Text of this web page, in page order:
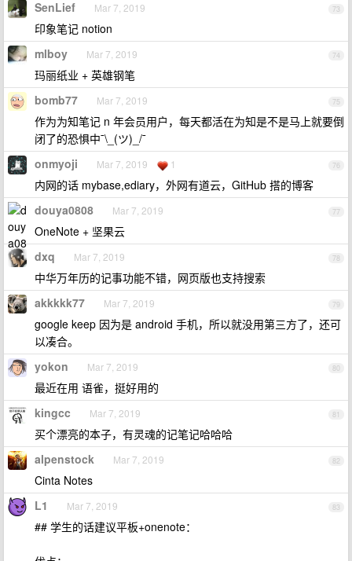
73
SenLief Mar 7, 2019
印象笔记 notion
74
mlboy Mar 7, 2019
玛丽纸业 + 英雄钢笔
75
bomb77 Mar 7, 2019
作为为知笔记 n 年会员用户，每天都活在为知是不是马上就要倒
闭了的恐惧中¯\_(ツ)_/¯
76
onmyoji Mar 7, 2019 1
内网的话 mybase,ediary，外网有道云，GitHub 搭的博客
77
douya0808 Mar 7, 2019
OneNote + 坚果云
78
dxq Mar 7, 2019
中华万年历的记事功能不错，网页版也支持搜索
79
akkkkk77 Mar 7, 2019
google keep 因为是 android 手机，所以就没用第三方了，还可
以凑合。
80
yokon Mar 7, 2019
最近在用 语雀，挺好用的
81
kingcc Mar 7, 2019
买个漂亮的本子，有灵魂的记笔记哈哈哈
82
alpenstock Mar 7, 2019
Cinta Notes
83
L1 Mar 7, 2019
## 学生的话建议平板+onenote：